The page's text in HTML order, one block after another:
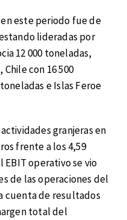
este periodo fue de
lideradas por
12 000 toneladas,
Chile con 16 500
e Islas Feroe
granjeras en
frente a los 4,59
operativo se vio
de las operaciones del
cuenta de resultados
total del